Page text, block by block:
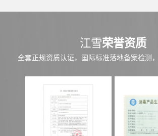
江雪荣誉资质
全套正规资质认证，国际标准落地备案检测